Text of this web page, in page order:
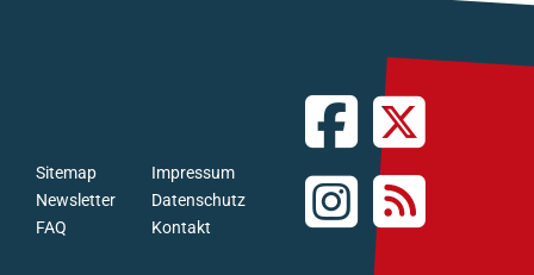
FAQ
Newsletter
Sitemap
Kontakt
Datenschutz
Impressum